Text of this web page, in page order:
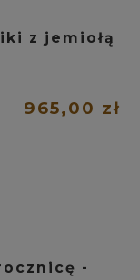
z jemiołą
965,00 zł
-